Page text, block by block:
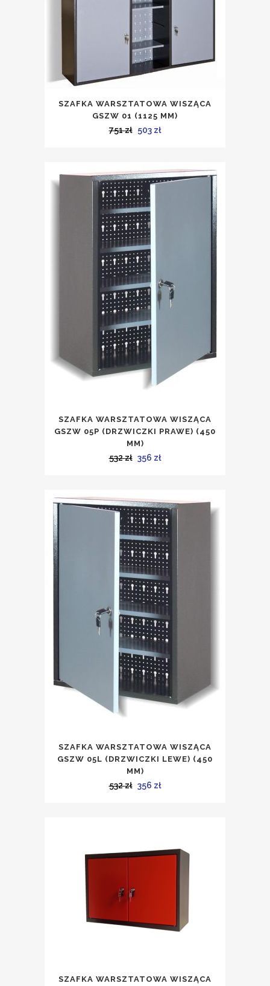
SZAFKA WARSZTATOWA WISZĄCA
GSZW 01 (1125 MM)
751zł Pierwotna
751 zł.
503 złAktualna
503 zł.
SZAFKA WARSZTATOWA WISZĄCA
GSZW 05P (DRZWICZKI PRAWE) (450
MM)
532zł Pierwotna
532 zł.
356 złAktualna
356 zł.
SZAFKA WARSZTATOWA WISZĄCA
GSZW 05L (DRZWICZKI LEWE) (450
MM)
532zł Pierwotna
356 złAktualna
SZAFKA WARSZTATOWA WISZĄCA